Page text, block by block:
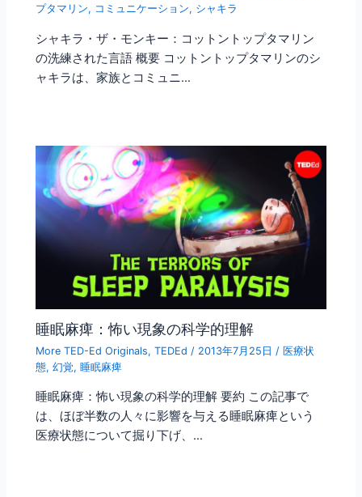
プタマリン, コミュニケーション, シャキラ
シャキラ・ザ・モンキー：コットントップタマリン
の洗練された言語 概要 コットントップタマリンのシ
ャキラは、家族とコミュニ…
睡眠麻痺：怖い現象の科学的理解
More TED-Ed Originals,TEDEd / 2013年7月25日 / 医療状
態,幻覚, 睡眠麻痺
睡眠麻痺：怖い現象の科学的理解 要約 この記事で
は、ほぼ半数の人々に影響を与える睡眠麻痺という
医療状態について掘り下げ、…